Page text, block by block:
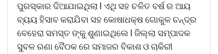
ପୁରସ୍କାର ଦିଆଯାଇଥିଲା l ଏଥି ସହ ଚଳିତ ବର୍ଷ ର ଆୟ
ବ୍ୟୟ ହିସାବ କରାଯିବା ସହ କୋଷାଧକ୍ଷ ଗୋକୁଳ ଚନ୍ଦ୍ର
ବେହେରା ସମସ୍ତ ଙ୍କୁ ଶୁଣାଇଥିଲେ l ଜିଲ୍ଲା ସମ୍ପାଦକ
ସୁବଳ ରଣା ବୈଠକ ରେ ସମାଜର ବିକାଶ ଓ ଚାକିରୀ